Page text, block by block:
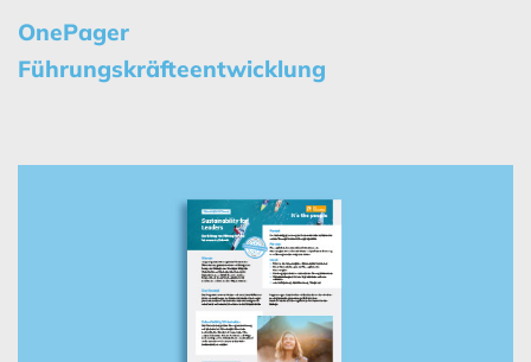
OnePager
Führungskräfteentwicklung